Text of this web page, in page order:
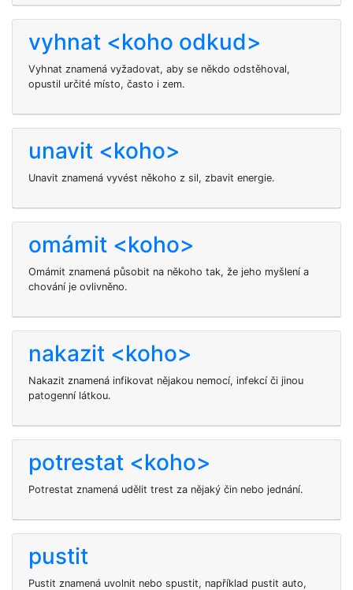
vyhnat <koho odkud>
Vyhnat znamená vyžadovat, aby se někdo odstěhoval,
opustil určité místo, často i zem.
unavit <koho>
Unavit znamená vyvést někoho z sil, zbavit energie.
omámit <koho>
Omámit znamená působit na někoho tak, že jeho myšlení a
chování je ovlivněno.
nakazit <koho>
Nakazit znamená infikovat nějakou nemocí, infekcí či jinou
patogenní látkou.
potrestat <koho>
Potrestat znamená udělit trest za nějaký čin nebo jednání.
pustit
Pustit znamená uvolnit nebo spustit, například pustit auto,